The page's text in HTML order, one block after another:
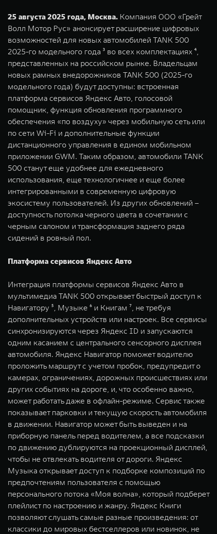
Расширяя границы комфорта
от 6 149 000 ₽
Эстетика
от 5 699
WEY 80
Масштаб возможностей
от 6 449 000 ₽
Масштаб
от 8 099
25 августа 2025 года, Москва. Компания ООО «Грейт
Волл Мотор Рус» анонсирует расширение цифровых
возможностей для новых автомобилей TANK 500
2025-го модельного года ³ во всех комплектациях ⁴,
представленных на российском рынке. Владельцам
новых рамных внедорожников TANK 500 (2025-го
модельного года) будут доступны: встроенная
платформа сервисов Яндекс Авто, голосовой
помощник, функция обновления программного
обеспечения «по воздуху» через мобильную сеть или
по сети Wi-Fi и дополнительные функции
дистанционного управления в едином мобильном
приложении GWM. Таким образом, автомобили TANK
500 станут еще удобнее для ежедневного
использования, еще технологичнее и еще более
интегрированными в современную цифровую
экосистему пользователей. Из других обновлений –
доступность потолка черного цвета в сочетании с
черным салоном и трансформация заднего ряда
сидений в ровный пол.
Платформа сервисов Яндекс Авто
Интеграция платформы сервисов Яндекс Авто в
мультимедиа TANK 500 открывает быстрый доступ к
Навигатору ⁵, Музыке ⁶ и Книгам ⁷, не требуя
дополнительных устройств или настроек. Все сервисы
синхронизируются через Яндекс ID и запускаются
одним касанием с центрального сенсорного дисплея
автомобиля. Яндекс Навигатор поможет водителю
проложить маршрут с учетом пробок, предупредит о
камерах, ограничениях, дорожных происшествиях или
других событиях на дороге, и, что особенно важно,
может работать даже в офлайн-режиме. Сервис также
показывает парковки и текущую скорость автомобиля
в движении. Навигатор может быть выведен и на
приборную панель перед водителем, а все подсказки
по движению дублируются на проекционный дисплей,
чтобы не отвлекать водителя от дороги. Яндекс
Музыка открывает доступ к подборке композиций по
предпочтениям пользователя с помощью
персонального потока «Моя волна», который подберет
плейлист по настроению и жанру. Яндекс Книги
позволяют слушать самые разные произведения: от
классики до мировых бестселлеров или новинок, не